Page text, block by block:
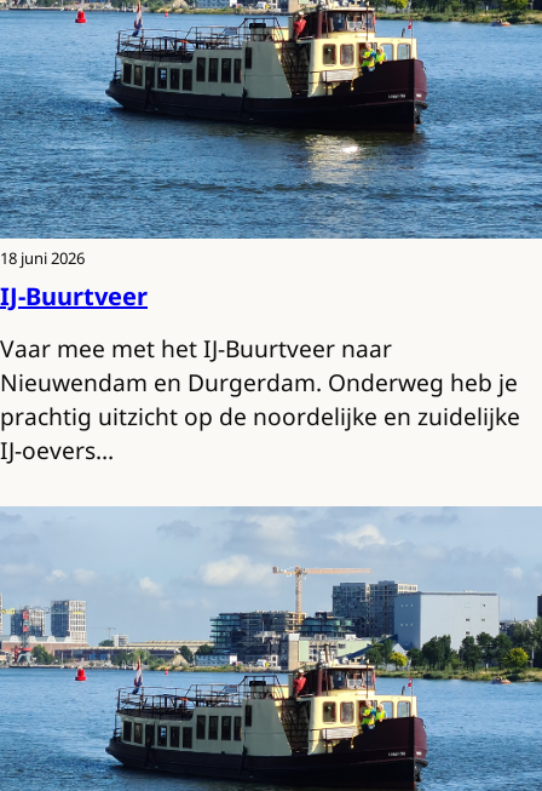
18 juni 2026
IJ-Buurtveer
Vaar mee met het IJ-Buurtveer naar
Nieuwendam en Durgerdam. Onderweg heb je
prachtig uitzicht op de noordelijke en zuidelijke
IJ-oevers…